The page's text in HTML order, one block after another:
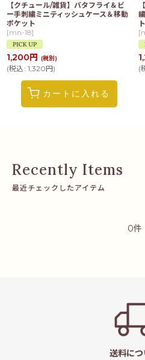
【クチュール/雑貨】バタフライ＆ビ
ー手刺繍ミニティッシュケース＆移動
ポケット
[mn-18]
1,200円 (税別)
(税込: 1,320円)
カートに入れる
ト
[
(
最近チェックしたアイテム
0件
送料につ